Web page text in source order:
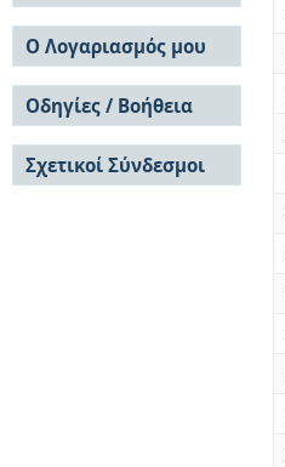
Σε όλο το DSpace
Κοινότητες & Συλλογές
Ανά Ημερομηνία
Έκδοσης
Συγγραφείς
Τίτλοι
Θέματα
Ο Λογαριασμός μου
Σύνδεση
Εγγραφή
Οδηγίες / Βοήθεια
Οδηγίες Υποβολής
Οδηγίες Χρήσης ΙΑ
Συχνές Ερωτήσεις
Σχετικοί Σύνδεσμοι